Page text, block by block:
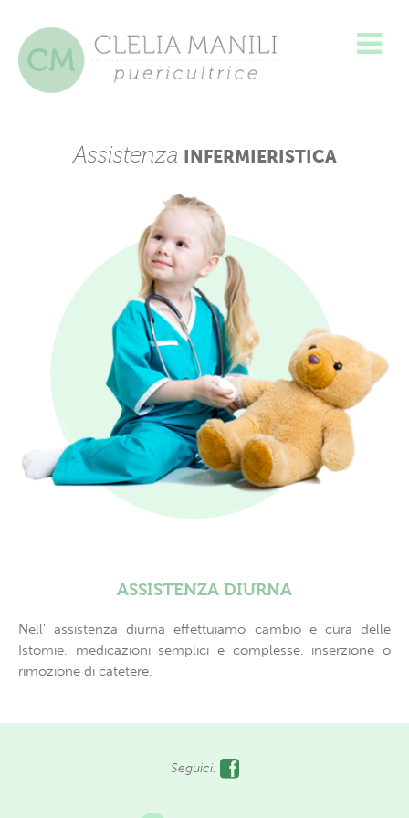
Assistenza INFERMIERISTICA
ASSISTENZA DIURNA
Nell’ assistenza diurna effettuiamo cambio e cura delle
Istomie, medicazioni semplici e complesse, inserzione o
rimozione di catetere.
Seguici: